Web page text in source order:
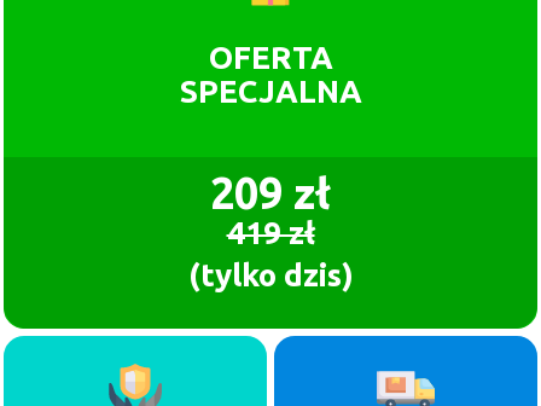
OFERTA
SPECJALNA
209 zł
419 zł
(tylko dzis)